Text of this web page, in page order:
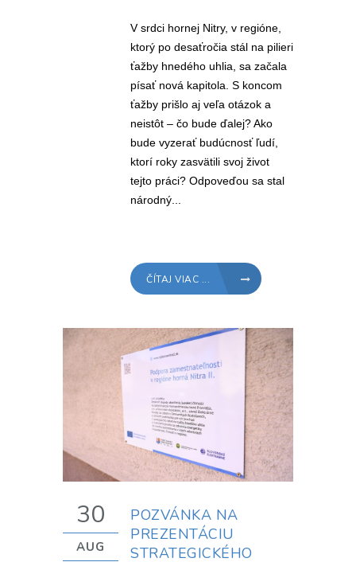
V srdci hornej Nitry, v regióne,
ktorý po desaťročia stál na pilieri
ťažby hnedého uhlia, sa začala
písať nová kapitola. S koncom
ťažby prišlo aj veľa otázok a
neistôt – čo bude ďalej? Ako
bude vyzerať budúcnosť ľudí,
ktorí roky zasvätili svoj život
tejto práci? Odpoveďou sa stal
národný...
ČÍTAJ VIAC ...
30
AUG
POZVÁNKA NA
PREZENTÁCIU
STRATEGICKÉHO